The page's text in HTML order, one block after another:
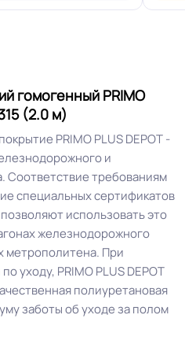
Высокая устойчивость на
истирание
мм (2000) мкм
мкм
гомогенный PRIMO
(2.0 м)
PRIMO PLUS DEPOT -
и
Соответствие требованиям
специальных сертификатов
использовать это
железнодорожного
метрополитена. При
уходу, PRIMO PLUS DEPOT
полиуретановая
заботы об уходе за полом